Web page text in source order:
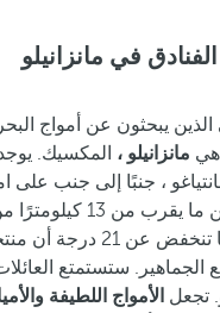
الفنادق في مانزانيلو
يبحثون عن أمواج
هي مانزانيلو ، المكسيك.
، جنبًا إلى جنب
الهادئ. يعني الجمع
الحرارة التي نادرًا ما
الجماهير. ستستمتع
تجعل الأمواج اللطيفة